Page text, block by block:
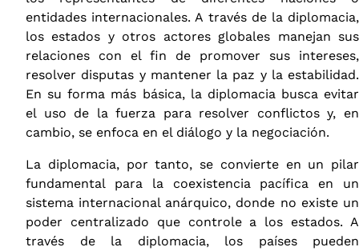
entidades internacionales. A través de la diplomacia,
los estados y otros actores globales manejan sus
relaciones con el fin de promover sus intereses,
resolver disputas y mantener la paz y la estabilidad.
En su forma más básica, la diplomacia busca evitar
el uso de la fuerza para resolver conflictos y, en
cambio, se enfoca en el diálogo y la negociación.
La diplomacia, por tanto, se convierte en un pilar
fundamental para la coexistencia pacífica en un
sistema internacional anárquico, donde no existe un
poder centralizado que controle a los estados. A
través de la diplomacia, los países pueden